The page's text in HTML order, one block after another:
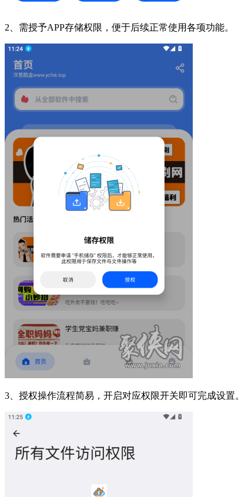
2、需授予APP存储权限，便于后续正常使用各项功能。
3、授权操作流程简易，开启对应权限开关即可完成设置。